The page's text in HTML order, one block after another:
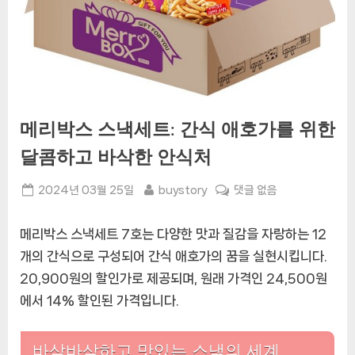
메리박스 스낵세트: 간식 애호가를 위한
달콤하고 바삭한 안식처
Posted
2024년 03월 25일 By
buystory
메
박
스
스
낵
간
댓글 없음
메리박스 스낵세트 7호는 다양한 맛과 질감을 자랑하는 12
개의 간식으로 구성되어 간식 애호가의 꿈을 실현시킵니다.
20,900원의 할인가로 제공되며, 원래 가격인 24,500원
에서 14% 할인된 가격입니다.
바삭바삭하고 맛있는 스낵의 세계